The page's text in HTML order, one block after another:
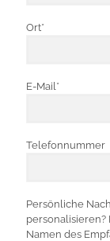
Ort*
E-Mail*
Telefonnummer
Persönliche
personalisieren?
Namen des